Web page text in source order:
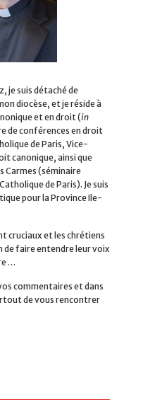
je suis détaché de
diocèse, et je réside à
et en droit (in
de conférences en droit
de Paris, Vice-
canonique, ainsi que
Carmes (séminaire
de Paris). Je suis
pour la Province Ile-
cruciaux et les chrétiens
de faire entendre leur voix
…
commentaires et dans
de vous rencontrer